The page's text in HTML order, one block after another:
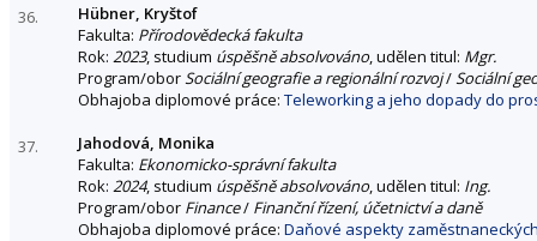
36.
Hübner, Kryštof
Fakulta: Přírodovědecká fakulta
Rok: 2023, studium úspěšně absolvováno, udělen titul: Mgr.
Program/oborSociální geografie a regionální rozvoj/Sociální
Obhajoba diplomové práce: Teleworking a jeho dopady do
37.
Jahodová, Monika
Fakulta: Ekonomicko-správní fakulta
Rok: 2024, studium úspěšně absolvováno, udělen titul: Ing.
Program/obor Finance/ Finanční řízení, účetnictví a daně
Obhajoba diplomové práce: Daňové aspekty